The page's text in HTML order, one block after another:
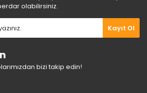
olabilirsiniz.
Kayıt Ol
bizi takip edin!